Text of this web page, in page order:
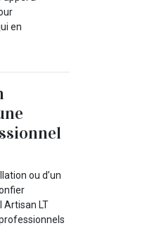
en
ou d’un
Artisan LT